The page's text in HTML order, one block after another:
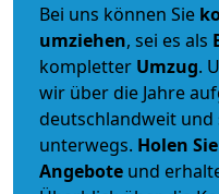
Bei uns können Sie
umziehen, sei es als
kompletter Umzug.
wir über die Jahre
deutschlandweit
unterwegs. Holen
Angebote und